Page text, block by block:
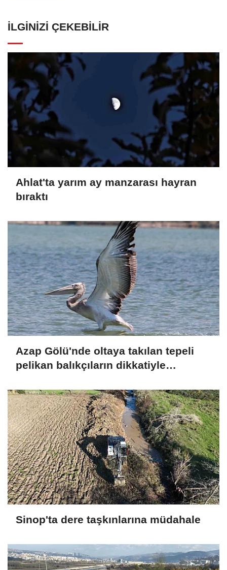
İLGINIZI ÇEKEBILIR
Ahlat'ta yarım ay manzarası hayran
bıraktı
Azap Gölü'nde oltaya takılan tepeli
pelikan balıkçıların dikkatiyle
Sinop'ta dere taşkınlarına müdahale